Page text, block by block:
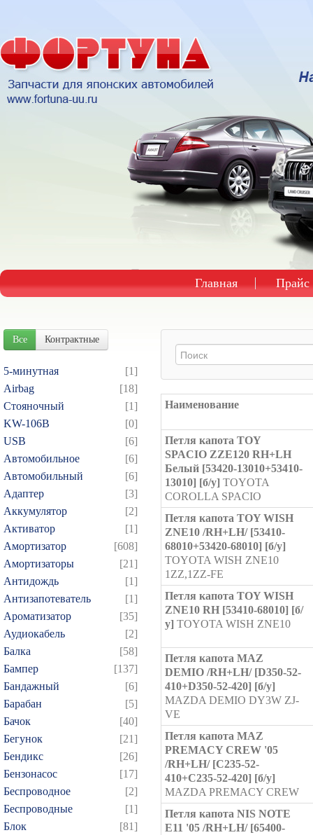
Главная Прайс
Все Контрактные
5-минутная
[1]
Airbag
[18]
Cтояночный
[1]
KW-106B
[0]
USB
[6]
Автомобильное
[6]
Автомобильный
[6]
Адаптер
[3]
Аккумулятор
[2]
Активатор
[1]
Амортизатор
[608]
Амортизаторы
[21]
Антидождь
[1]
Антизапотеватель
[1]
Ароматизатор
[35]
Аудиокабель
[2]
Балка
[58]
Бампер
[137]
Бандажный
[6]
Барабан
[5]
Бачок
[40]
Бегунок
[21]
Бендикс
[26]
Бензонасос
[17]
Беспроводное
[2]
Беспроводные
[1]
Блок
[81]
Наименование
Петля капота TOY
SPACIO ZZE120 RH+LH
Белый [53420-13010+53410-
13010] [б/у] TOYOTA
COROLLA SPACIO
Петля капота TOY WISH
ZNE10 /RH+LH/ [53410-
68010+53420-68010] [б/у]
TOYOTA WISH ZNE10
1ZZ,1ZZ-FE
Петля капота TOY WISH
ZNE10 RH [53410-68010] [б/
у] TOYOTA WISH ZNE10
Петля капота MAZ
DEMIO /RH+LH/ [D350-52-
410+D350-52-420] [б/у]
MAZDA DEMIO DY3W ZJ-
VE
Петля капота MAZ
PREMACY CREW '05
/RH+LH/ [C235-52-
410+C235-52-420] [б/у]
MAZDA PREMACY CREW
Петля капота NIS NOTE
E11 '05 /RH+LH/ [65400-